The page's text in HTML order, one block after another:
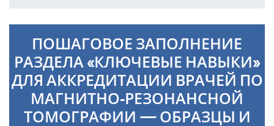
ПОШАГОВОЕ ЗАПОЛНЕНИЕ
РАЗДЕЛА «КЛЮЧЕВЫЕ НАВЫКИ»
ДЛЯ АККРЕДИТАЦИИ ВРАЧЕЙ ПО
МАГНИТНО‑РЕЗОНАНСНОЙ
ТОМОГРАФИИ — ОБРАЗЦЫ И